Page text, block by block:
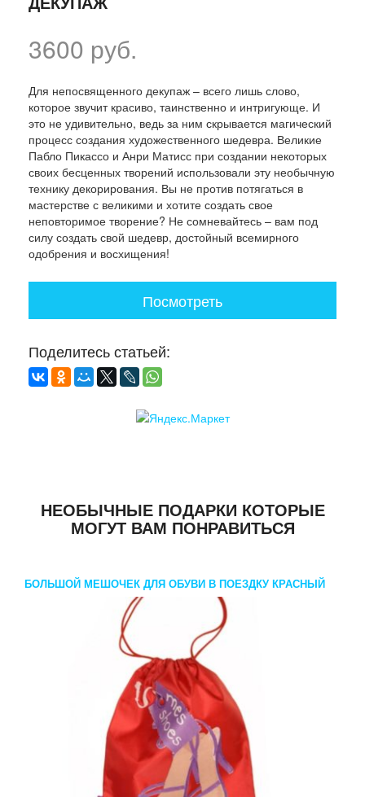
3600 руб.
Для непосвященного декупаж – всего лишь слово,
которое звучит красиво, таинственно и интригующе. И
это не удивительно, ведь за ним скрывается магический
процесс создания художественного шедевра. Великие
Пабло Пикассо и Анри Матисс при создании некоторых
своих бесценных творений использовали эту необычную
технику декорирования. Вы не против потягаться в
мастерстве с великими и хотите создать свое
неповторимое творение? Не сомневайтесь – вам под
силу создать свой шедевр, достойный всемирного
одобрения и восхищения!
Посмотреть
Поделитесь статьей:
НЕОБЫЧНЫЕ ПОДАРКИ КОТОРЫЕ
МОГУТ ВАМ ПОНРАВИТЬСЯ
БОЛЬШОЙ МЕШОЧЕК ДЛЯ ОБУВИ В ПОЕЗДКУ КРАСНЫЙ